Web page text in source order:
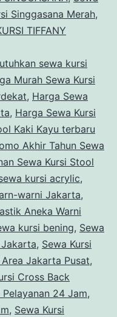
Singgasana Merah,
TIFFANY
sewa kursi
Murah Sewa Kursi
, Harga Sewa
, Harga Sewa Kursi
Kaki Kayu terbaru
Akhir Tahun Sewa
Sewa Kursi Stool
kursi acrylic,
warni Jakarta,
Aneka Warni
kursi bening, Sewa
, Sewa Kursi
Jakarta Pusat,
Cross Back
24 Jam,
, Sewa Kursi